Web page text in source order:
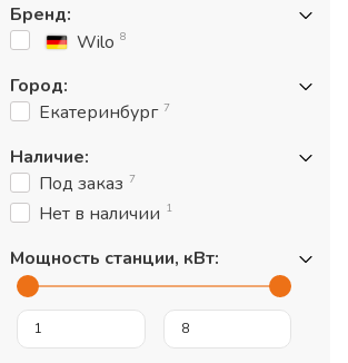
Бренд:
Wilo 8
Город:
Екатеринбург 7
Наличие:
Под заказ 7
Нет в наличии 1
Мощность станции, кВт: